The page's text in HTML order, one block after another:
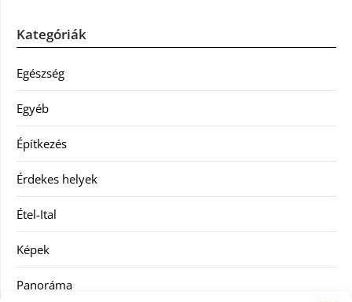
Kategóriák
Egészség
Egyéb
Építkezés
Érdekes helyek
Étel-Ital
Képek
Panoráma